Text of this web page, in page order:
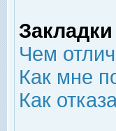
Чем
Как мне
Как